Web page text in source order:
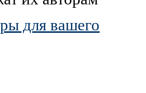
для вашего